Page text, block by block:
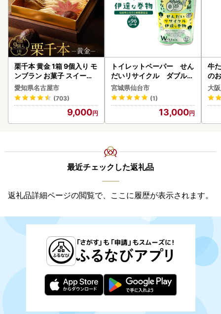
栗千本 黄金 1箱 9個入り モ
ンブラン お菓子 スイーツ
デザート モンブラン 人気
愛知県名古屋市
(703)
9,000
トイレットペーパー せん
だいリサイクル ダブル9
6ロール｜トイレット
宮城県仙台市
(1)
13,000
牛
の
大
最近チェックした返礼品
返礼品詳細ページの閲覧で、ここに履歴が表示されます。